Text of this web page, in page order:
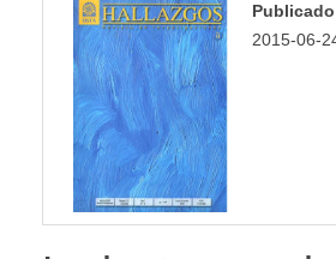
principal
lateral
Publicado
2015-06-